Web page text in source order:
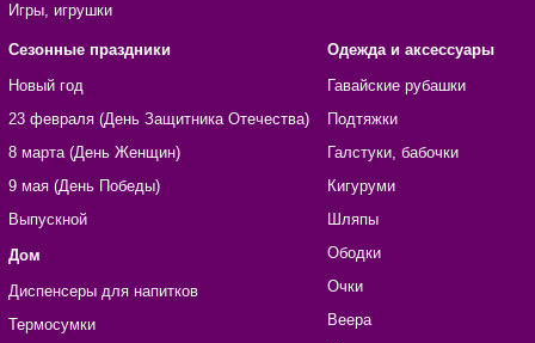
Игры, игрушки
Сезонные праздники
Новый год
23 февраля (День Защитника Отечества)
8 марта (День Женщин)
9 мая (День Победы)
Выпускной
Дом
Диспенсеры для напитков
Термосумки
Одежда и аксессуары
Гавайские рубашки
Подтяжки
Галстуки, бабочки
Кигуруми
Шляпы
Ободки
Очки
Веера